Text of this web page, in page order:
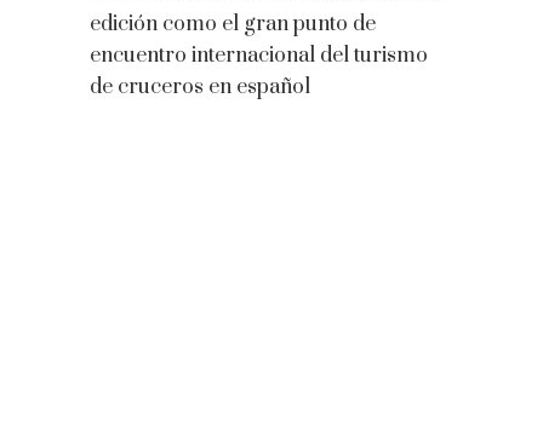
edición como el gran punto de
encuentro internacional del turismo
de cruceros en español